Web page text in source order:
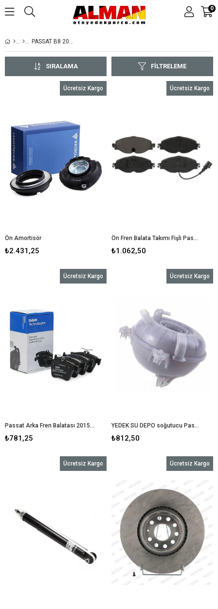
0
PASSAT B8 2015-
FILTRELEME
SIRALAMA
Ön Amortisör
₺2.431,25
Ücretsiz Kargo
Ön Fren Balata Takımı Fişli Passat
₺1.062,50
Ücretsiz Kargo
Passat Arka Fren Balatası 2015 Sonrası DELPHI
₺781,25
Ücretsiz Kargo
YEDEK SU DEPO soğutucu Passat 2016-2022
₺812,50
Ücretsiz Kargo
Ücretsiz Kargo Ücretsiz Kargo